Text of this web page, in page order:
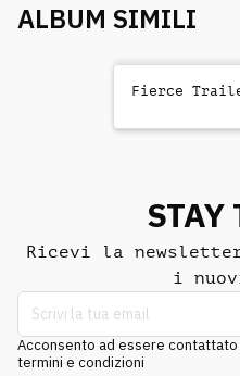
ALBUM SIMILI
Fierce
STAY
Ricevi la
i
Acconsento ad essere
termini e condizioni